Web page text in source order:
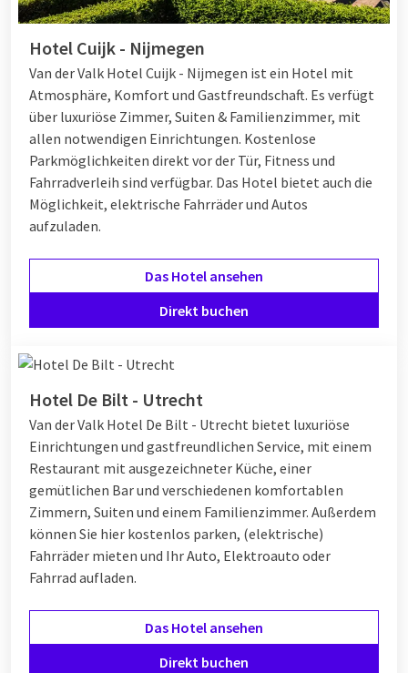
Hotel Cuijk - Nijmegen
Van der Valk Hotel Cuijk - Nijmegen ist ein Hotel mit
Atmosphäre, Komfort und Gastfreundschaft. Es verfügt
über luxuriöse Zimmer, Suiten & Familienzimmer, mit
allen notwendigen Einrichtungen. Kostenlose
Parkmöglichkeiten direkt vor der Tür, Fitness und
Fahrradverleih sind verfügbar. Das Hotel bietet auch die
Möglichkeit, elektrische Fahrräder und Autos
aufzuladen.
Das Hotel ansehen
Direkt buchen
Hotel De Bilt - Utrecht
Van der Valk Hotel De Bilt - Utrecht bietet luxuriöse
Einrichtungen und gastfreundlichen Service, mit einem
Restaurant mit ausgezeichneter Küche, einer
gemütlichen Bar und verschiedenen komfortablen
Zimmern, Suiten und einem Familienzimmer. Außerdem
können Sie hier kostenlos parken, (elektrische)
Fahrräder mieten und Ihr Auto, Elektroauto oder
Fahrrad aufladen.
Das Hotel ansehen
Direkt buchen